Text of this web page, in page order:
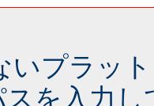
いプラッ
スを入力